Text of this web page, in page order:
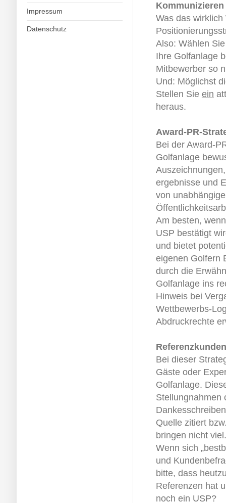
Impressum
Datenschutz
Was das
Also: Wählen
Ihre Golfanlage
Mitbewerber so
Und: Möglichst
Stellen Sie ein
heraus.
Award-PR-
Bei der Award-
Golfanlage
ergebnisse und
von
Am besten,
USP bestätigt
und bietet
eigenen Golfern
durch die
Golfanlage ins
Hinweis bei
Wettbewerbs-
Abdruckrechte
Bei dieser
Gäste oder
Golfanlage.
Stellungnahmen
Quelle zitiert
bringen nicht viel.
Wenn sich
und
bitte, dass
Referenzen hat
noch ein USP?